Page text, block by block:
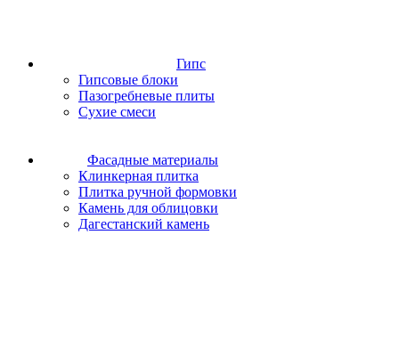
Гипс
Гипсовые блоки
Пазогребневые плиты
Сухие смеси
Фасадные материалы
Клинкерная плитка
Плитка ручной формовки
Камень для облицовки
Дагестанский камень